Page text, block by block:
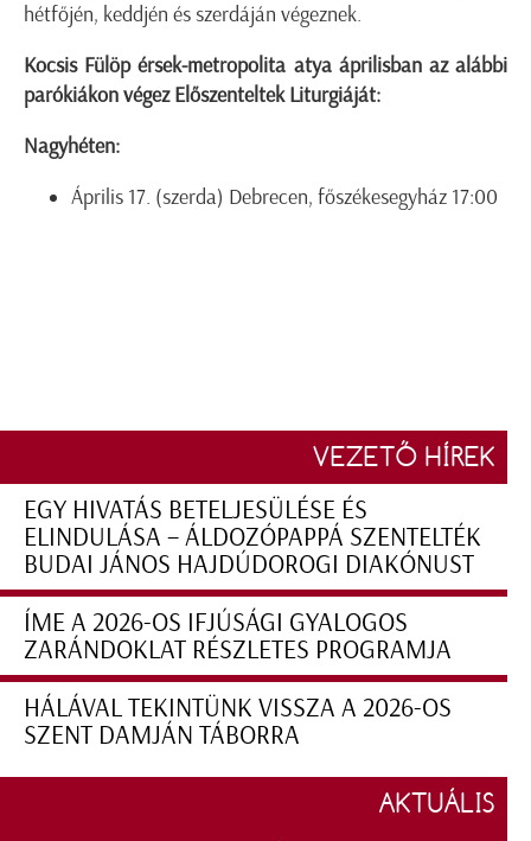
hétfőjén, keddjén és szerdáján végeznek.
Kocsis Fülöp érsek-metropolita atya áprilisban az alábbi
parókiákon végez Előszenteltek Liturgiáját:
Nagyhéten:
Április 17. (szerda) Debrecen, főszékesegyház 17:00
VEZETŐ HÍREK
EGY HIVATÁS BETELJESÜLÉSE ÉS
ELINDULÁSA – ÁLDOZÓPAPPÁ SZENTELTÉK
BUDAI JÁNOS HAJDÚDOROGI DIAKÓNUST
ÍME A 2026-OS IFJÚSÁGI GYALOGOS
ZARÁNDOKLAT RÉSZLETES PROGRAMJA
HÁLÁVAL TEKINTÜNK VISSZA A 2026-OS
SZENT DAMJÁN TÁBORRA
AKTUÁLIS